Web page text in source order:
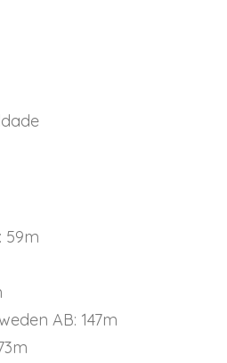
59m
AB: 147m